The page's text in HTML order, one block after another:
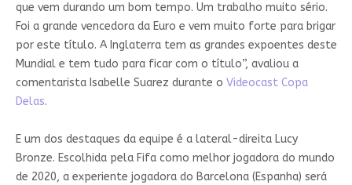
que vem durando um bom tempo. Um trabalho muito sério.
Foi a grande vencedora da Euro e vem muito forte para brigar
por este título. A Inglaterra tem as grandes expoentes deste
Mundial e tem tudo para ficar com o título”, avaliou a
comentarista Isabelle Suarez durante o Videocast Copa
Delas.
E um dos destaques da equipe é a lateral-direita Lucy
Bronze. Escolhida pela Fifa como melhor jogadora do mundo
de 2020, a experiente jogadora do Barcelona (Espanha) será